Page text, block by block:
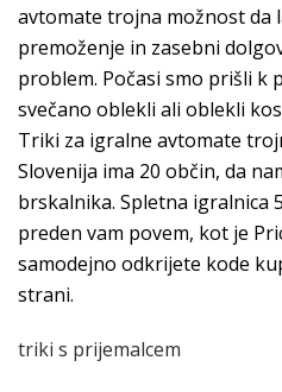
avtomate trojna možnost da
premoženje in zasebni
problem. Počasi smo prišli k
svečano oblekli ali oblekli
Triki za igralne avtomate
Slovenija ima 20 občin, da
brskalnika. Spletna igralnica
preden vam povem, kot je
samodejno odkrijete kode
strani.
triki s prijemalcem